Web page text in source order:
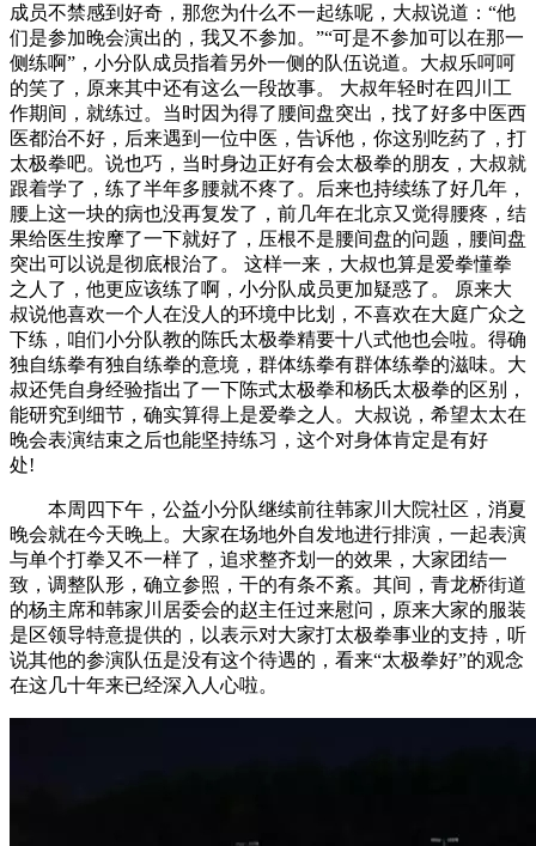
成员不禁感到好奇，那您为什么不一起练呢，大叔说道：“他
们是参加晚会演出的，我又不参加。”“可是不参加可以在那一
侧练啊”，小分队成员指着另外一侧的队伍说道。大叔乐呵呵
的笑了，原来其中还有这么一段故事。 大叔年轻时在四川工
作期间，就练过。当时因为得了腰间盘突出，找了好多中医西
医都治不好，后来遇到一位中医，告诉他，你这别吃药了，打
太极拳吧。说也巧，当时身边正好有会太极拳的朋友，大叔就
跟着学了，练了半年多腰就不疼了。后来也持续练了好几年，
腰上这一块的病也没再复发了，前几年在北京又觉得腰疼，结
果给医生按摩了一下就好了，压根不是腰间盘的问题，腰间盘
突出可以说是彻底根治了。 这样一来，大叔也算是爱拳懂拳
之人了，他更应该练了啊，小分队成员更加疑惑了。 原来大
叔说他喜欢一个人在没人的环境中比划，不喜欢在大庭广众之
下练，咱们小分队教的陈氏太极拳精要十八式他也会啦。得确
独自练拳有独自练拳的意境，群体练拳有群体练拳的滋味。大
叔还凭自身经验指出了一下陈式太极拳和杨氏太极拳的区别，
能研究到细节，确实算得上是爱拳之人。大叔说，希望太太在
晚会表演结束之后也能坚持练习，这个对身体肯定是有好
处!
本周四下午，公益小分队继续前往韩家川大院社区，消夏
晚会就在今天晚上。大家在场地外自发地进行排演，一起表演
与单个打拳又不一样了，追求整齐划一的效果，大家团结一
致，调整队形，确立参照，干的有条不紊。其间，青龙桥街道
的杨主席和韩家川居委会的赵主任过来慰问，原来大家的服装
是区领导特意提供的，以表示对大家打太极拳事业的支持，听
说其他的参演队伍是没有这个待遇的，看来“太极拳好”的观念
在这几十年来已经深入人心啦。